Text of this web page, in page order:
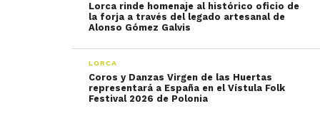
Lorca rinde homenaje al histórico oficio de
la forja a través del legado artesanal de
Alonso Gómez Galvis
LORCA
Coros y Danzas Virgen de las Huertas
representará a España en el Vístula Folk
Festival 2026 de Polonia